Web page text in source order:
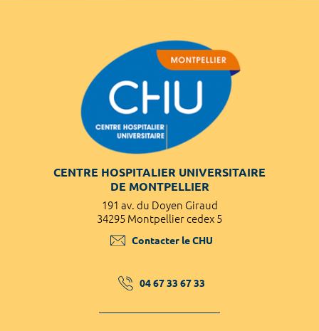
CENTRE HOSPITALIER UNIVERSITAIRE
DE MONTPELLIER
191 av. du Doyen Giraud
34295 Montpellier cedex 5
Contacter le CHU
04 67 33 67 33